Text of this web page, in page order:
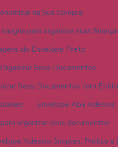
na Sua Compra
para organizar suas
do Envelope Preto
Seus Documentos
Seus Documentos com Estilo
Envelope Aba
organizar seus documentos
Adesivo Simples: Prático e